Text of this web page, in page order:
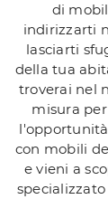
di
indirizzarti
lasciarti
della tua
troverai nel
misura
con mobili
e vieni a